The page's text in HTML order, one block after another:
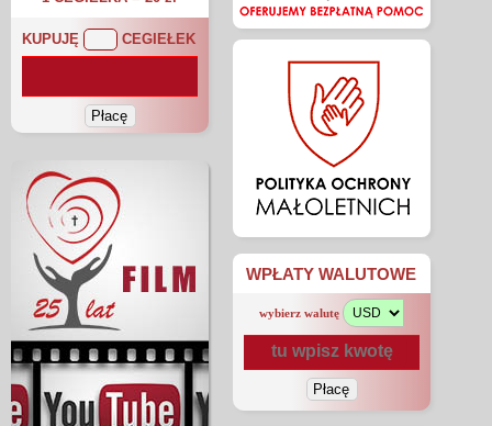
KUPUJĘ CEGIEŁEK
WPŁATY WALUTOWE
wybierz walutę